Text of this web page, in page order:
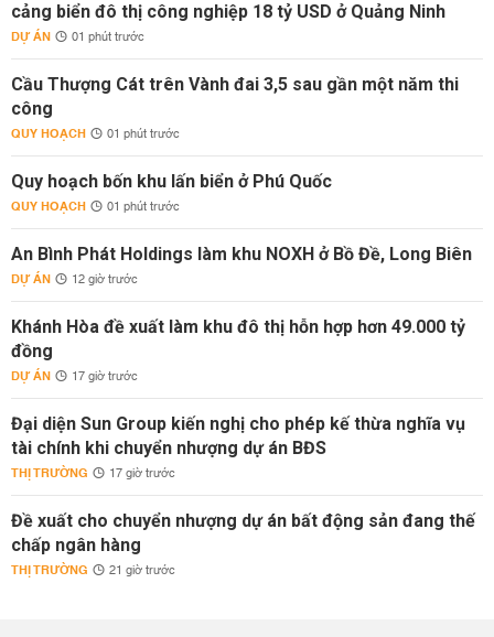
cảng biển đô thị công nghiệp 18 tỷ USD ở Quảng Ninh
DỰ ÁN 01 phút trước
Cầu Thượng Cát trên Vành đai 3,5 sau gần một năm thi
công
QUY HOẠCH 01 phút trước
Quy hoạch bốn khu lấn biển ở Phú Quốc
QUY HOẠCH 01 phút trước
An Bình Phát Holdings làm khu NOXH ở Bồ Đề, Long Biên
DỰ ÁN 12 giờ trước
Khánh Hòa đề xuất làm khu đô thị hỗn hợp hơn 49.000 tỷ
đồng
DỰ ÁN 17 giờ trước
Đại diện Sun Group kiến nghị cho phép kế thừa nghĩa vụ
tài chính khi chuyển nhượng dự án BĐS
THỊ TRƯỜNG 17 giờ trước
Đề xuất cho chuyển nhượng dự án bất động sản đang thế
chấp ngân hàng
THỊ TRƯỜNG 21 giờ trước